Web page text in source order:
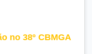
no 38º CBMGA